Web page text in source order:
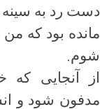
دست رد به
مانده بود که
شوم.
از آنجایی
مدفون شود و